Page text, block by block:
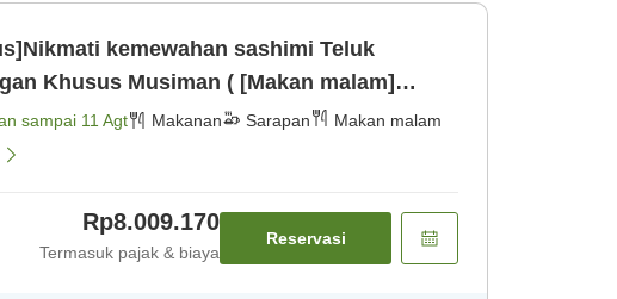
kemewahan sashimi Teluk
Khusus Musiman ( [Makan malam]
sampai 11 Agt Makanan Sarapan Makan malam
Rp8.009.170
Termasuk pajak & biaya
Reservasi